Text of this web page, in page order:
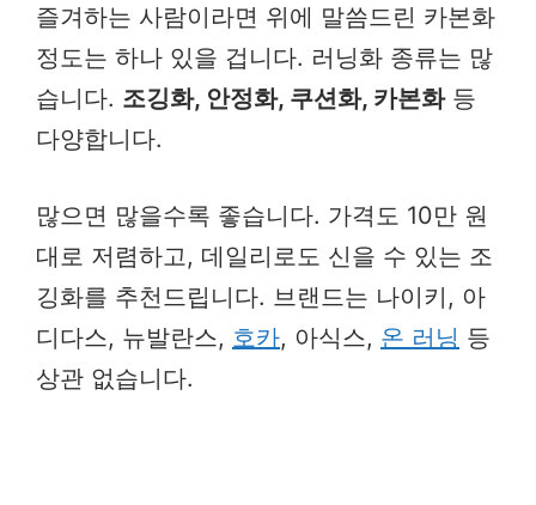
즐겨하는 사람이라면 위에 말씀드린 카본화
정도는 하나 있을 겁니다. 러닝화 종류는 많
습니다. 조깅화, 안정화, 쿠션화, 카본화등
다양합니다.
많으면 많을수록 좋습니다. 가격도 10만 원
대로 저렴하고, 데일리로도 신을 수 있는 조
깅화를 추천드립니다. 브랜드는 나이키, 아
디다스, 뉴발란스, 호카, 아식스, 온 러닝 등
상관 없습니다.